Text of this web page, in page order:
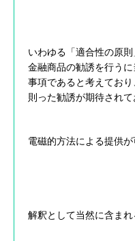
いわゆる「適合性の原
金融商品の勧誘を行う
事項であると考えてお
則った勧誘が期待されて
電磁的方法による提供が
解釈として当然に含まれ